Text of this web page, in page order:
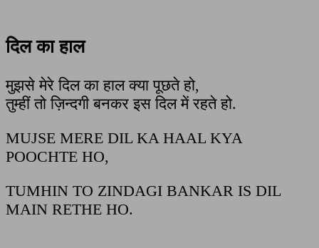
दिल का हाल
मुझसे मेरे दिल का हाल क्या पूछते हो,
तुम्हीं तो ज़िन्दगी बनकर इस दिल में रहते हो.
MUJSE MERE DIL KA HAAL KYA
POOCHTE HO,
TUMHIN TO ZINDAGI BANKAR IS DIL
MAIN RETHE HO.